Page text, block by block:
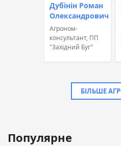
Дубінін Роман
Олександрович
Агроном-
консультант, ПП
"Західний Буг"
БІЛЬШЕ
Популярне